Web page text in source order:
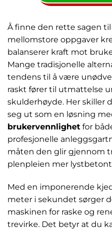
Å finne den rette sagen
mellomstore oppgaver
balanserer kraft mot
Mange tradisjonelle
tendens til å være
raskt fører til utmattelse
skulderhøyde. Her skiller
seg ut som en løsning
brukervennlighet for
profesjonelle
måten den glir gjennom
plenpleien mer
Med en imponerende
meter i sekundet sørger
maskinen for raske og
trevirke. Det betyr at du